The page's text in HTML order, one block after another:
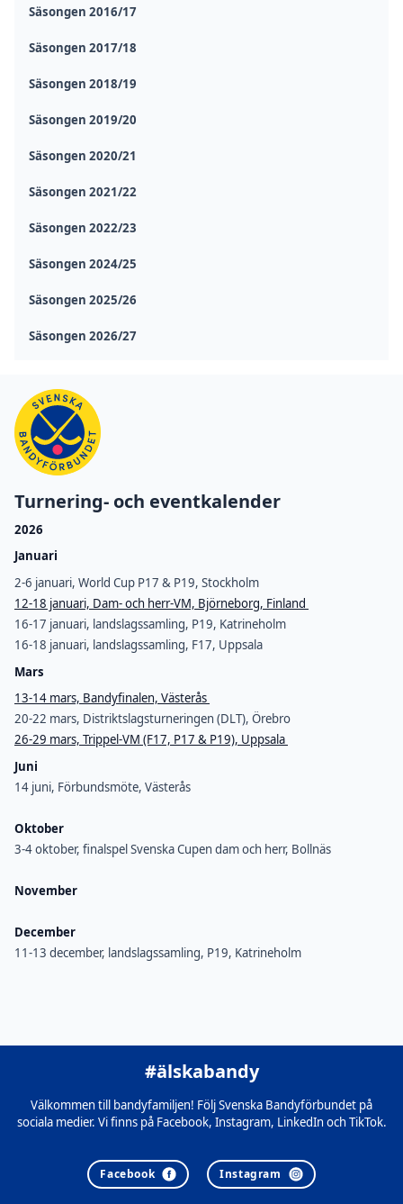
Säsongen 2016/17
Säsongen 2017/18
Säsongen 2018/19
Säsongen 2019/20
Säsongen 2020/21
Säsongen 2021/22
Säsongen 2022/23
Säsongen 2024/25
Säsongen 2025/26
Säsongen 2026/27
Turnering- och eventkalender
2026
Januari
2-6 januari, World Cup P17 & P19, Stockholm
12-18 januari, Dam- och herr-VM, Björneborg, Finland
16-17 januari, landslagssamling, P19, Katrineholm
16-18 januari, landslagssamling, F17, Uppsala
Mars
13-14 mars, Bandyfinalen, Västerås
20-22 mars, Distriktslagsturneringen (DLT), Örebro
26-29 mars, Trippel-VM (F17, P17 & P19), Uppsala
Juni
14 juni, Förbundsmöte, Västerås
Oktober
3-4 oktober, finalspel Svenska Cupen dam och herr, Bollnäs
November
December
11-13 december, landslagssamling, P19, Katrineholm
#älskabandy
Välkommen till bandyfamiljen! Följ Svenska Bandyförbundet på
sociala medier. Vi finns på Facebook, Instagram, LinkedIn och TikTok.
Facebook Instagram